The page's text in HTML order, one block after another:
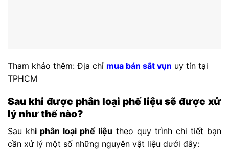
Tham khảo thêm: Địa chỉ mua bán sắt vụn uy tín tại
TPHCM
Sau khi được phân loại phế liệu sẽ được xử
lý như thế nào?
Sau khi phân loại phế liệu theo quy trình chi tiết bạn
cần xử lý một số những nguyên vật liệu dưới đây: